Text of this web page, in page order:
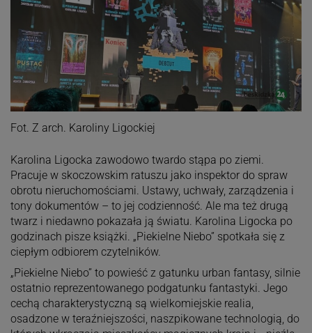
Fot. Z arch. Karoliny Ligockiej
Karolina Ligocka zawodowo twardo stąpa po ziemi.
Pracuje w skoczowskim ratuszu jako inspektor do spraw
obrotu nieruchomościami. Ustawy, uchwały, zarządzenia i
tony dokumentów – to jej codzienność. Ale ma też drugą
twarz i niedawno pokazała ją światu. Karolina Ligocka po
godzinach pisze książki. „Piekielne Niebo” spotkała się z
ciepłym odbiorem czytelników.
„Piekielne Niebo” to powieść z gatunku urban fantasy, silnie
ostatnio reprezentowanego podgatunku fantastyki. Jego
cechą charakterystyczną są wielkomiejskie realia,
osadzone w teraźniejszości, naszpikowane technologią, do